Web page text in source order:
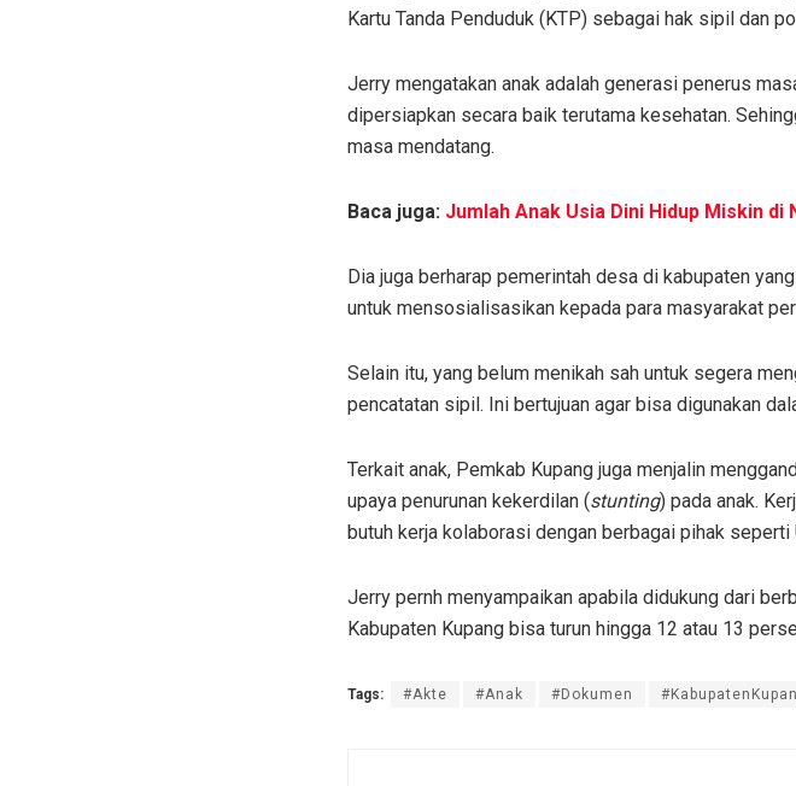
Kartu Tanda Penduduk (KTP) sebagai hak sipil dan
Jerry mengatakan anak adalah generasi penerus
dipersiapkan secara baik terutama kesehatan.
masa mendatang.
Baca juga: Jumlah Anak Usia Dini Hidup Miskin
Dia juga berharap pemerintah desa di kabupaten
untuk mensosialisasikan kepada para masyarakat
Selain itu, yang belum menikah sah untuk segera
pencatatan sipil. Ini bertujuan agar bisa digunakan
Terkait anak, Pemkab Kupang juga menjalin
upaya penurunan kekerdilan (stunting) pada anak.
butuh kerja kolaborasi dengan berbagai pihak
Jerry pernh menyampaikan apabila didukung dari
Kabupaten Kupang bisa turun hingga 12 atau 13
Tags: #Akte #Anak #Dokumen